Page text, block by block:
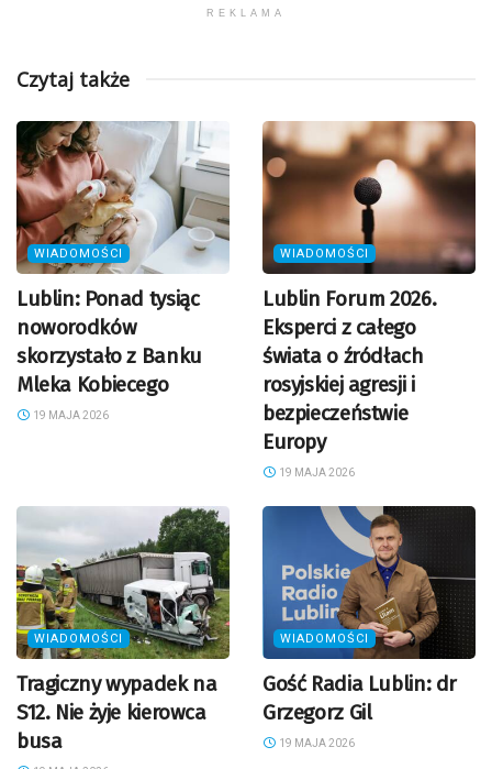
REKLAMA
Czytaj także
WIADOMOŚCI
Lublin: Ponad tysiąc
noworodków
skorzystało z Banku
Mleka Kobiecego
19 MAJA 2026
WIADOMOŚCI
Lublin Forum 2026.
Eksperci z całego
świata o źródłach
rosyjskiej agresji i
bezpieczeństwie
Europy
19 MAJA 2026
WIADOMOŚCI
Tragiczny wypadek na
S12. Nie żyje kierowca
busa
WIADOMOŚCI
Gość Radia Lublin: dr
Grzegorz Gil
19 MAJA 2026